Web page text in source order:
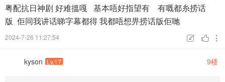
粤配抗日神剧 好难搵嘎 基本唔好指望有 有嘅都糸捞话
版 佢同我讲话睇字幕都得 我都唔想畀捞话版佢哋
2024-7-26 11:27:54  

kyson Lv.17 9楼